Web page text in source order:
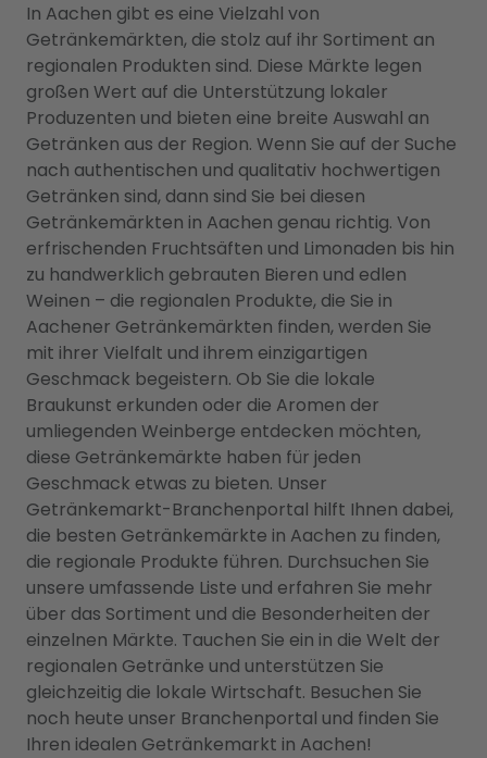
In Aachen gibt es eine Vielzahl von
Getränkemärkten, die stolz auf ihr Sortiment an
regionalen Produkten sind. Diese Märkte legen
großen Wert auf die Unterstützung lokaler
Produzenten und bieten eine breite Auswahl an
Getränken aus der Region. Wenn Sie auf der Suche
nach authentischen und qualitativ hochwertigen
Getränken sind, dann sind Sie bei diesen
Getränkemärkten in Aachen genau richtig. Von
erfrischenden Fruchtsäften und Limonaden bis hin
zu handwerklich gebrauten Bieren und edlen
Weinen – die regionalen Produkte, die Sie in
Aachener Getränkemärkten finden, werden Sie
mit ihrer Vielfalt und ihrem einzigartigen
Geschmack begeistern. Ob Sie die lokale
Braukunst erkunden oder die Aromen der
umliegenden Weinberge entdecken möchten,
diese Getränkemärkte haben für jeden
Geschmack etwas zu bieten. Unser
Getränkemarkt-Branchenportal hilft Ihnen dabei,
die besten Getränkemärkte in Aachen zu finden,
die regionale Produkte führen. Durchsuchen Sie
unsere umfassende Liste und erfahren Sie mehr
über das Sortiment und die Besonderheiten der
einzelnen Märkte. Tauchen Sie ein in die Welt der
regionalen Getränke und unterstützen Sie
gleichzeitig die lokale Wirtschaft. Besuchen Sie
noch heute unser Branchenportal und finden Sie
Ihren idealen Getränkemarkt in Aachen!